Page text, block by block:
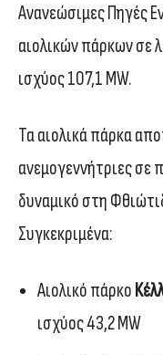
Ανανεώσιμες Πηγές
αιολικών πάρκων σε
ισχύος 107,1 MW.
Τα αιολικά πάρκα
ανεμογεννήτριες σε
δυναμικό στη
Συγκεκριμένα:
Αιολικό πάρκο
ισχύος 43,2 MW